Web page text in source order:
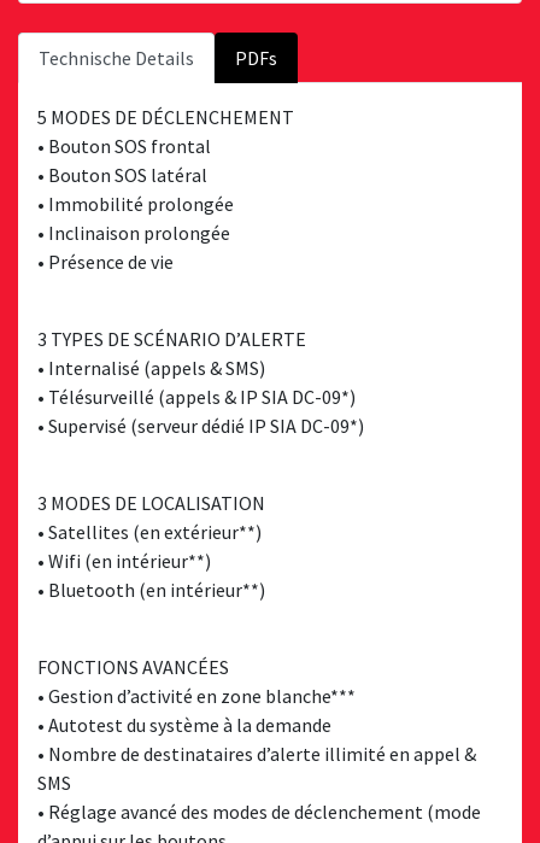
Technische Details PDFs
5 MODES DE DÉCLENCHEMENT
• Bouton SOS frontal
• Bouton SOS latéral
• Immobilité prolongée
• Inclinaison prolongée
• Présence de vie
3 TYPES DE SCÉNARIO D’ALERTE
• Internalisé (appels & SMS)
• Télésurveillé (appels & IP SIA DC-09*)
• Supervisé (serveur dédié IP SIA DC-09*)
3 MODES DE LOCALISATION
• Satellites (en extérieur**)
• Wifi (en intérieur**)
• Bluetooth (en intérieur**)
FONCTIONS AVANCÉES
• Gestion d’activité en zone blanche***
• Autotest du système à la demande
• Nombre de destinataires d’alerte illimité en appel &
SMS
• Réglage avancé des modes de déclenchement (mode